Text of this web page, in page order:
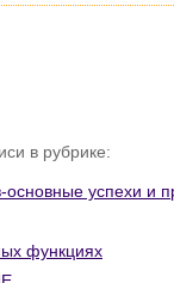
в рубрике:
основные успехи и
функциях